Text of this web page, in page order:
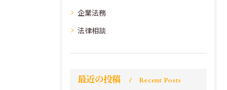
企業法務
法律相談
最近の投稿 Recent Posts